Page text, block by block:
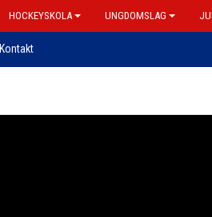
HOCKEYSKOLA UNGDOMSLAG
Kontakt